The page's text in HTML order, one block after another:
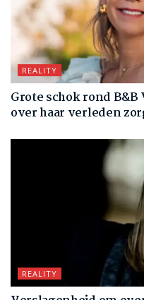
REALITY
Grote schok rond
over haar verleden
REALITY